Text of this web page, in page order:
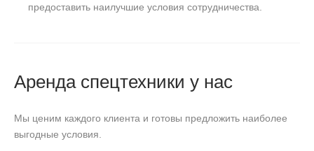
предоставить наилучшие условия сотрудничества.
Аренда спецтехники у нас
Мы ценим каждого клиента и готовы предложить наиболее
выгодные условия.